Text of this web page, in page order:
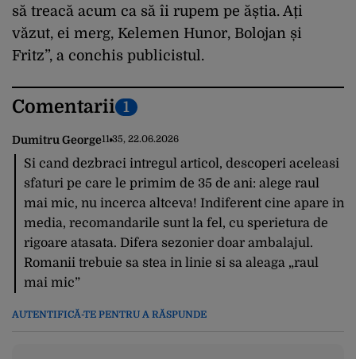
să treacă acum ca să îi rupem pe ăștia. Ați
văzut, ei merg, Kelemen Hunor, Bolojan și
Fritz”, a conchis publicistul.
Comentarii 1
Dumitru George11:35, 22.06.2026
Si cand dezbraci intregul articol, descoperi aceleasi
sfaturi pe care le primim de 35 de ani: alege raul
mai mic, nu incerca altceva! Indiferent cine apare in
media, recomandarile sunt la fel, cu sperietura de
rigoare atasata. Difera sezonier doar ambalajul.
Romanii trebuie sa stea in linie si sa aleaga „raul
mai mic”
AUTENTIFICĂ-TE PENTRU A RĂSPUNDE